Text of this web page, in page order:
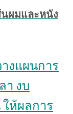
นผมและหนัง
งแผนการ
า งบ
ห้ผลการ